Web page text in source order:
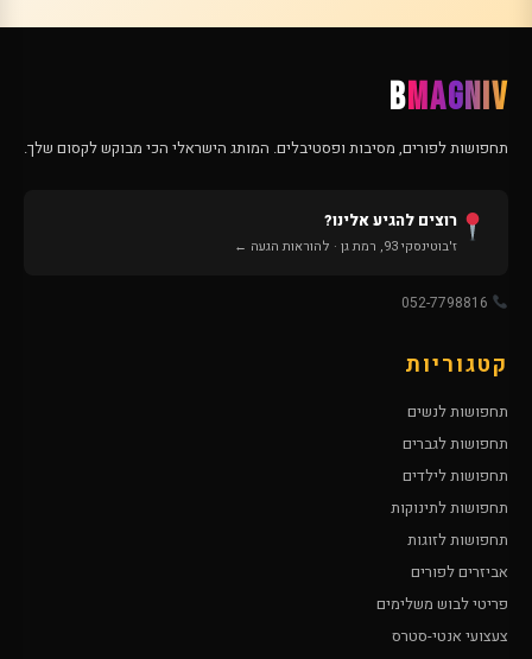
BMAGNIV
תחפושות לפורים, מסיבות ופסטיבלים. המותג הישראלי הכי מבוקש לקסום שלך.
רוצים להגיע אלינו?
ז'בוטינסקי 93, רמת גן · להוראות הגעה ←
קטגוריות
תחפושות לנשים
תחפושות לגברים
תחפושות לילדים
תחפושות לתינוקות
תחפושות לזוגות
אביזרים לפורים
פריטי לבוש משלימים
צעצועי אנטי-סטרס